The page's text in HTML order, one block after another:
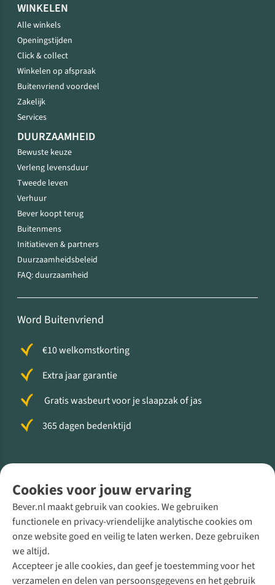
Cookies voor jouw ervaring
Bever.nl maakt gebruik van cookies. We gebruiken
functionele en privacy-vriendelijke analytische cookies om
onze website goed en veilig te laten werken. Deze gebruiken
we altijd.
Accepteer je alle cookies, dan geef je toestemming voor het
verzamelen en delen van persoonsgegevens en het gebruik
WINKELEN
Alle winkels
Openingstijden
Click & collect
Winkelen op afspraak
Buitenvriend voordeel
Zakelijk
Services
DUURZAAMHEID
Bewuste keuze
Verleng levensduur
Tweede leven
Verhuur
Bever koopt terug
Buitenmens
Initiatieven & partners
Duurzaamheidsbeleid
FAQ: duurzaamheid
Word Buitenvriend
€10 welkomstkorting
Extra jaar garantie
Gratis wasbeurt voor je slaapzak of jas
365 dagen bedenktijd
Direct advies van een Buitenexpert
+31 (0)85 888 50 88